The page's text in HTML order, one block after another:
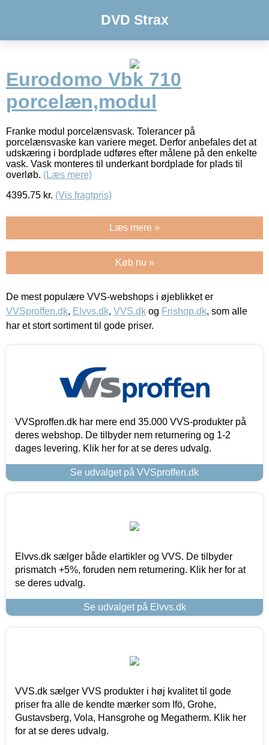
DVD Strax
Eurodomo Vbk 710
porcelæn,modul
Franke modul porcelænsvask. Tolerancer på
porcelænsvaske kan variere meget. Derfor anbefales det at
udskæring i bordplade udføres efter målene på den enkelte
vask. Vask monteres til underkant bordplade for plads til
overløb. (Læs mere)
4395.75 kr. (Vis fragtpris)
Læs mere »
Køb nu »
De mest populære VVS-webshops i øjeblikket er
VVSproffen.dk, Elvvs.dk, VVS.dk og Frishop.dk, som alle
har et stort sortiment til gode priser.
VVSproffen.dk har mere end 35.000 VVS-produkter på
deres webshop. De tilbyder nem returnering og 1-2
dages levering. Klik her for at se deres udvalg.
Se udvalget på VVSproffen.dk
Elvvs.dk sælger både elartikler og VVS. De tilbyder
prismatch +5%, foruden nem returnering. Klik her for at
se deres udvalg.
Se udvalget på Elvvs.dk
VVS.dk sælger VVS produkter i høj kvalitet til gode
priser fra alle de kendte mærker som Ifö, Grohe,
Gustavsberg, Vola, Hansgrohe og Megatherm. Klik her
for at se deres udvalg.